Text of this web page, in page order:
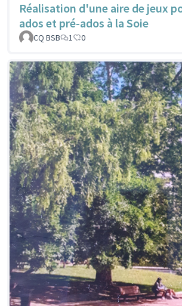
Réalisation d'une aire de jeux
ados et pré-ados à la Soie
CQ BSB
1 0